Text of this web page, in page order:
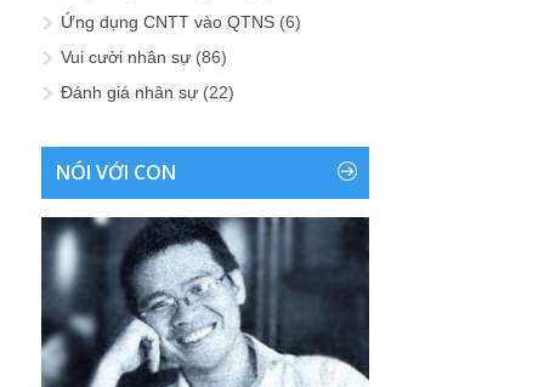
Ứng dụng CNTT vào QTNS (6)
Vui cười nhân sự (86)
Đánh giá nhân sự (22)
NÓI VỚI CON